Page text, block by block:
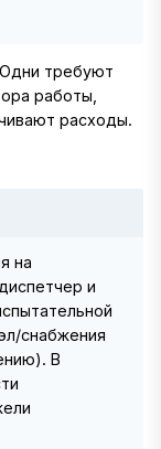
Одни требуют
работы,
расходы.
на
и
снабжения
В